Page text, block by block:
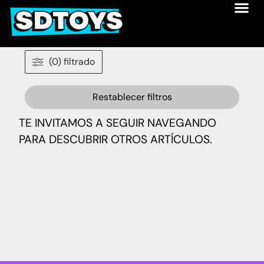
(0) filtrado
Restablecer filtros
TE INVITAMOS A SEGUIR NAVEGANDO
PARA DESCUBRIR OTROS ARTÍCULOS.